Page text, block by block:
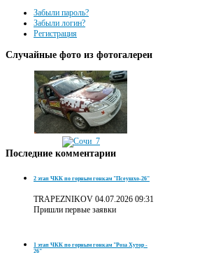
Забыли пароль?
Забыли логин?
Регистрация
Случайные фото из фотогалереи
Последние комментарии
2 этап ЧКК по горным гонкам "Псеушхо-26"
TRAPEZNIKOV 04.07.2026 09:31
Пришли первые заявки
1 этап ЧКК по горным гонкам "Роза Хутор -
26"